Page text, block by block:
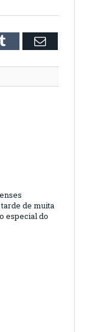
Tumblr Email
de muita
especial do